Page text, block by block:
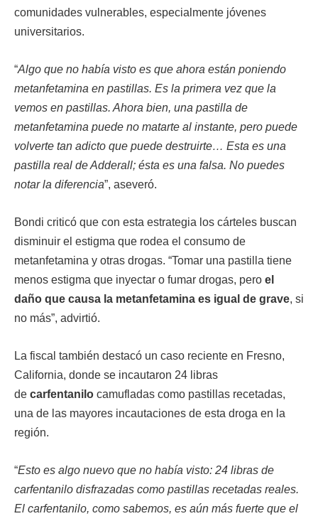
comunidades vulnerables, especialmente jóvenes
universitarios.
“Algo que no había visto es que ahora están poniendo
metanfetamina en pastillas. Es la primera vez que la
vemos en pastillas. Ahora bien, una pastilla de
metanfetamina puede no matarte al instante, pero puede
volverte tan adicto que puede destruirte… Esta es una
pastilla real de Adderall; ésta es una falsa. No puedes
notar la diferencia”, aseveró.
Bondi criticó que con esta estrategia los cárteles buscan
disminuir el estigma que rodea el consumo de
metanfetamina y otras drogas. “Tomar una pastilla tiene
menos estigma que inyectar o fumar drogas, pero el
daño que causa la metanfetamina es igual de grave, si
no más”, advirtió.
La fiscal también destacó un caso reciente en Fresno,
California, donde se incautaron 24 libras
de carfentanilo camufladas como pastillas recetadas,
una de las mayores incautaciones de esta droga en la
región.
“Esto es algo nuevo que no había visto: 24 libras de
carfentanilo disfrazadas como pastillas recetadas reales.
El carfentanilo, como sabemos, es aún más fuerte que el